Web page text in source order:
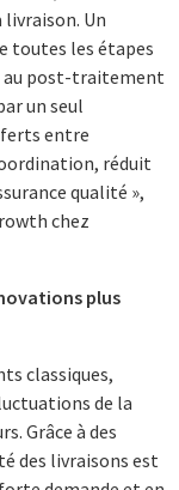
livraison. Un
toutes les étapes
au post-traitement
un seul
entre
réduit
qualité »,
chez
plus
classiques,
de la
Grâce à des
des livraisons est